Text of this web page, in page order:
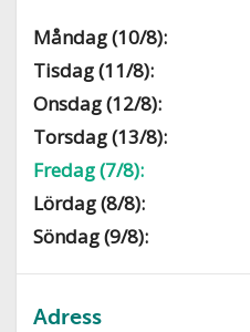
Måndag (10/8):
Tisdag (11/8):
Onsdag (12/8):
Torsdag (13/8):
Fredag (7/8):
Lördag (8/8):
Söndag (9/8):
Adress